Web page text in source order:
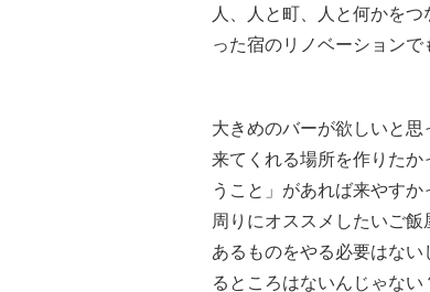
人、人と町、人と何かを
った宿のリノベーションで
大きめのバーが欲しいと
来てくれる場所を作りた
うこと」があれば来やすか
周りにオススメしたいご
あるものをやる必要はな
るところはないんじゃな